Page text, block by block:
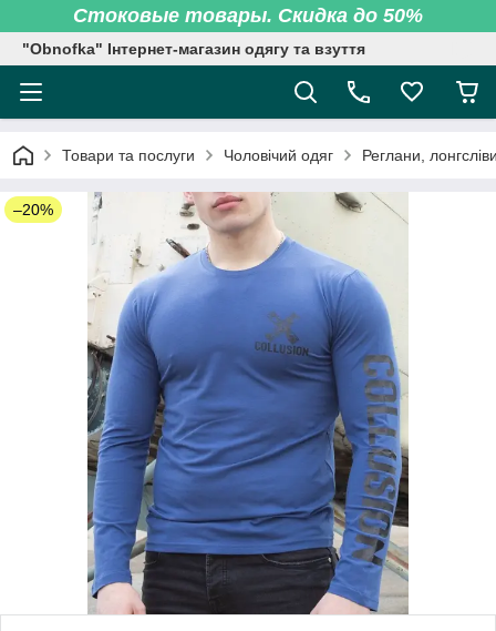
Стоковые товары. Скидка до 50%
"Obnofka" Інтернет-магазин одягу та взуття
Товари та послуги Чоловічий одяг Реглани,
–20%